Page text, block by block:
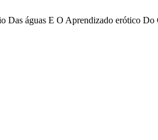
Das águas E O Aprendizado erótico